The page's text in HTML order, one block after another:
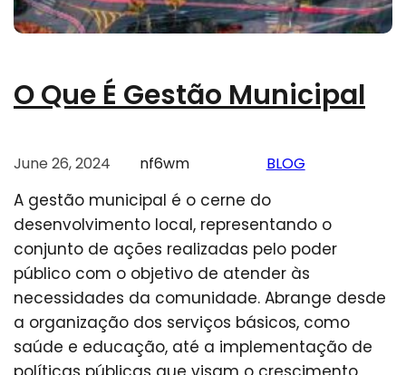
O Que É Gestão Municipal
June 26, 2024 nf6wm BLOG
A gestão municipal é o cerne do
desenvolvimento local, representando o
conjunto de ações realizadas pelo poder
público com o objetivo de atender às
necessidades da comunidade. Abrange desde
a organização dos serviços básicos, como
saúde e educação, até a implementação de